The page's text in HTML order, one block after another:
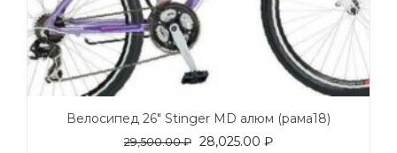
Велосипед 26″ Stinger MD алюм (рама18)
29,500.00₽ 28,025.00 ₽